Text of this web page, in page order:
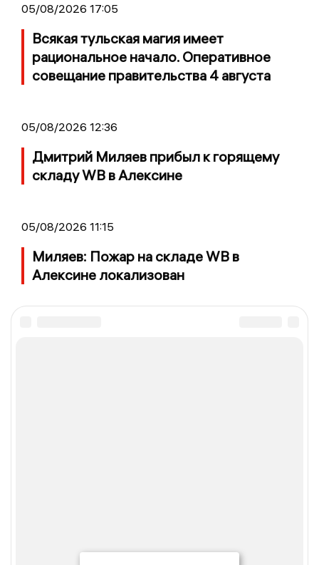
05/08/2026 17:05
Всякая тульская магия имеет
рациональное начало. Оперативное
совещание правительства 4 августа
05/08/2026 12:36
Дмитрий Миляев прибыл к горящему
складу WB в Алексине
05/08/2026 11:15
Миляев: Пожар на складе WB в
Алексине локализован